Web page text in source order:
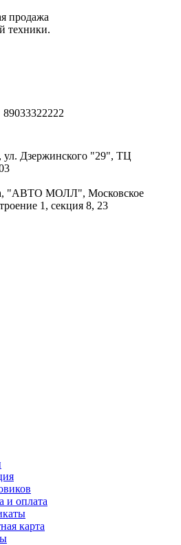
продажа
техники.
89033322222
ул. Дзержинского "29", ТЦ
"АВТО МОЛЛ", Московское
1, секция 8, 23
и оплата
карта